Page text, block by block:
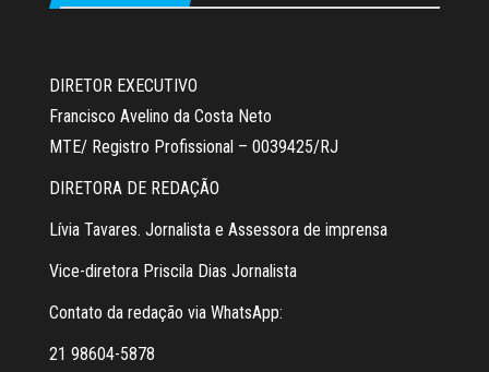
DIRETOR EXECUTIVO
Francisco Avelino da Costa Neto
MTE/ Registro Profissional – 0039425/RJ
DIRETORA DE REDAÇÃO
Lívia Tavares. Jornalista e Assessora de imprensa
Vice-diretora Priscila Dias Jornalista
Contato da redação via WhatsApp:
21 98604-5878